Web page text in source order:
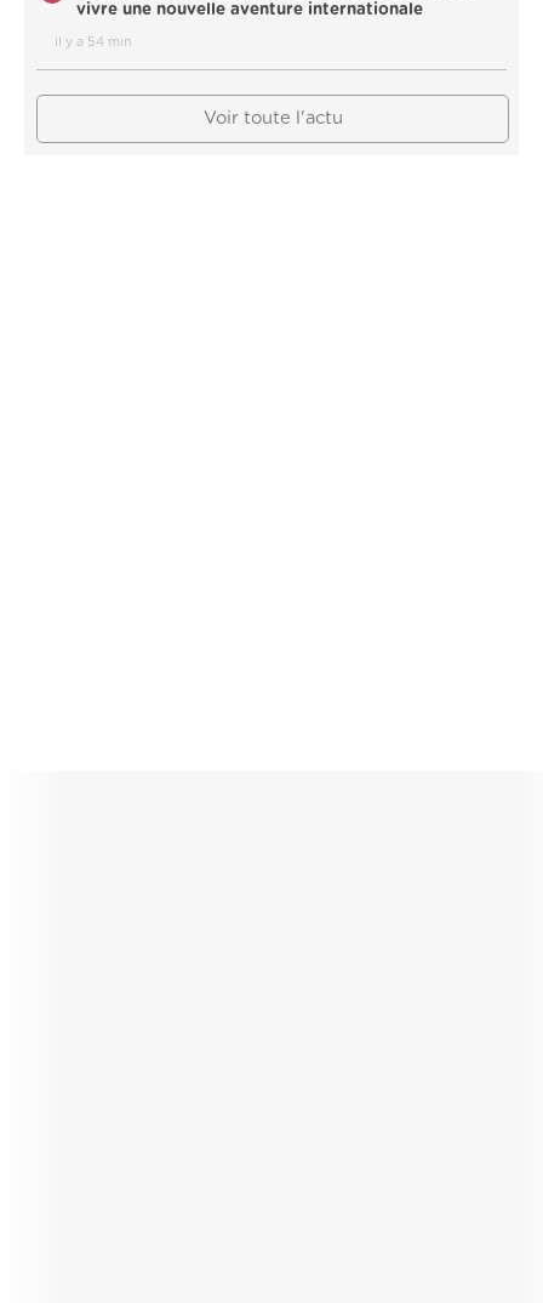
vivre une nouvelle aventure internationale
il y a 54 min
Voir toute l'actu